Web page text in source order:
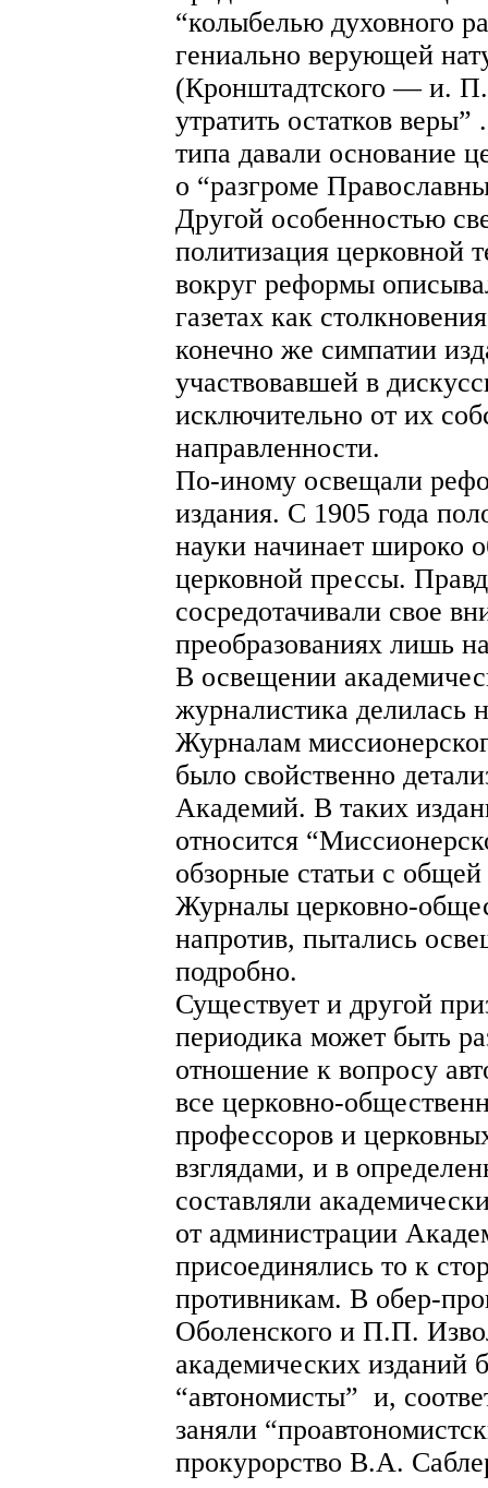
“колыбелью духовного
гениально верующей
(Кронштадтского — и.
утратить остатков
типа давали основание
о “разгроме
Другой особенностью
политизация церковной
вокруг реформы
газетах как
конечно же симпатии
участвовавшей в
исключительно от их
направленности.
По-иному освещали
издания. С 1905 года
науки начинает широко
церковной прессы.
сосредотачивали свое
преобразованиях лишь
В освещении
журналистика делилась
Журналам
было свойственно
Академий. В таких
относится
обзорные статьи с
Журналы церковно-
напротив, пытались
подробно.
Существует и другой
периодика может быть
отношение к вопросу
все церковно-
профессоров и
взглядами, и в
составляли
от администрации
присоединялись то к
противникам. В обер-
Оболенского и П.П.
академических
“автономисты” и,
заняли
прокурорство В.А.